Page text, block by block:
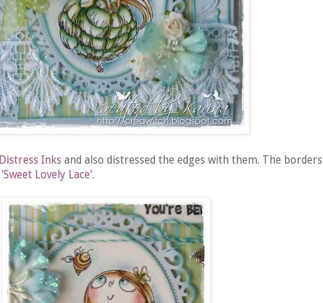
Distress Inks and also distressed the edges with them. The borders
'Sweet Lovely Lace'.